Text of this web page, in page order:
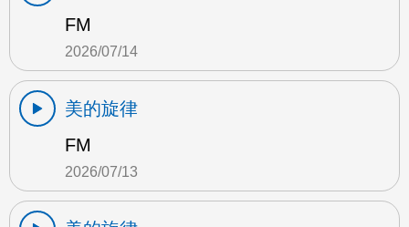
FM
2026/07/14
美的旋律
FM
2026/07/13